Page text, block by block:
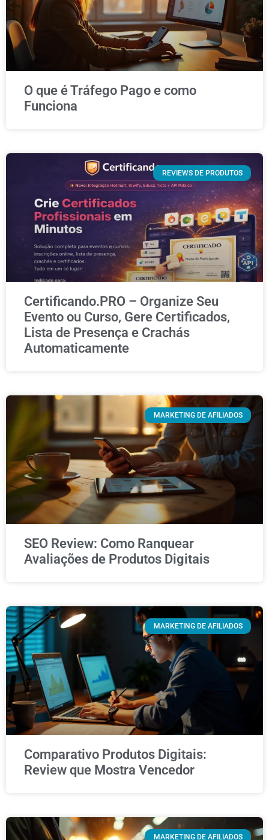
O que é Tráfego Pago e como
Funciona
REVIEWS DE PRODUTOS
Certificando.PRO – Organize Seu
Evento ou Curso, Gere Certificados,
Lista de Presença e Crachás
Automaticamente
MARKETING DE AFILIADOS
SEO Review: Como Ranquear
Avaliações de Produtos Digitais
MARKETING DE AFILIADOS
Comparativo Produtos Digitais:
Review que Mostra Vencedor
MARKETING DE AFILIADOS